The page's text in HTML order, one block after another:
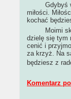
Gdybyś
miłości.
kochać
Moimi
dzielę się tym
cenić i
za krzyż. Na
będziesz z
Komentarz